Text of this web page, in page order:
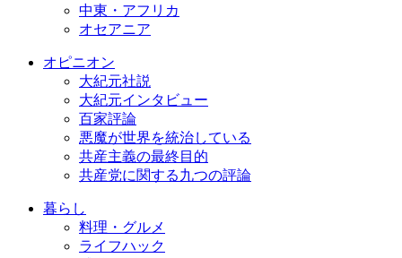
中東・アフリカ
オセアニア
オピニオン
大紀元社説
大紀元インタビュー
百家評論
悪魔が世界を統治している
共産主義の最終目的
共産党に関する九つの評論
暮らし
料理・グルメ
ライフハック